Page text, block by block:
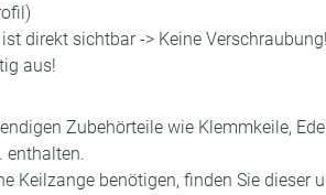
direkt sichtbar -> Keine
aus!
Zubehörteile wie Klemmkeile,
enthalten.
Keilzange benötigen, finden Sie dieser